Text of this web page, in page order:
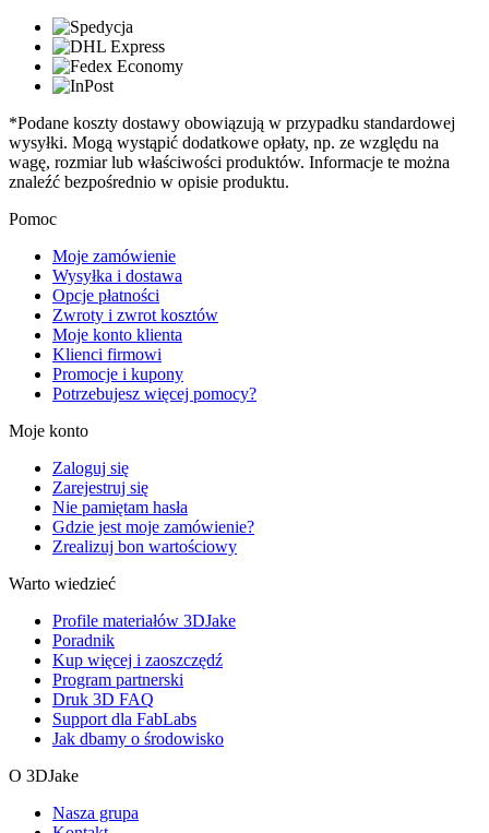
*Podane koszty dostawy obowiązują w przypadku standardowej
wysyłki. Mogą wystąpić dodatkowe opłaty, np. ze względu na
wagę, rozmiar lub właściwości produktów. Informacje te można
znaleźć bezpośrednio w opisie produktu.
Pomoc
Moje zamówienie
Wysyłka i dostawa
Opcje płatności
Zwroty i zwrot kosztów
Moje konto klienta
Klienci firmowi
Promocje i kupony
Potrzebujesz więcej pomocy?
Moje konto
Zaloguj się
Zarejestruj się
Nie pamiętam hasła
Gdzie jest moje zamówienie?
Zrealizuj bon wartościowy
Warto wiedzieć
Profile materiałów 3DJake
Poradnik
Kup więcej i zaoszczędź
Program partnerski
Druk 3D FAQ
Support dla FabLabs
Jak dbamy o środowisko
O 3DJake
Nasza grupa